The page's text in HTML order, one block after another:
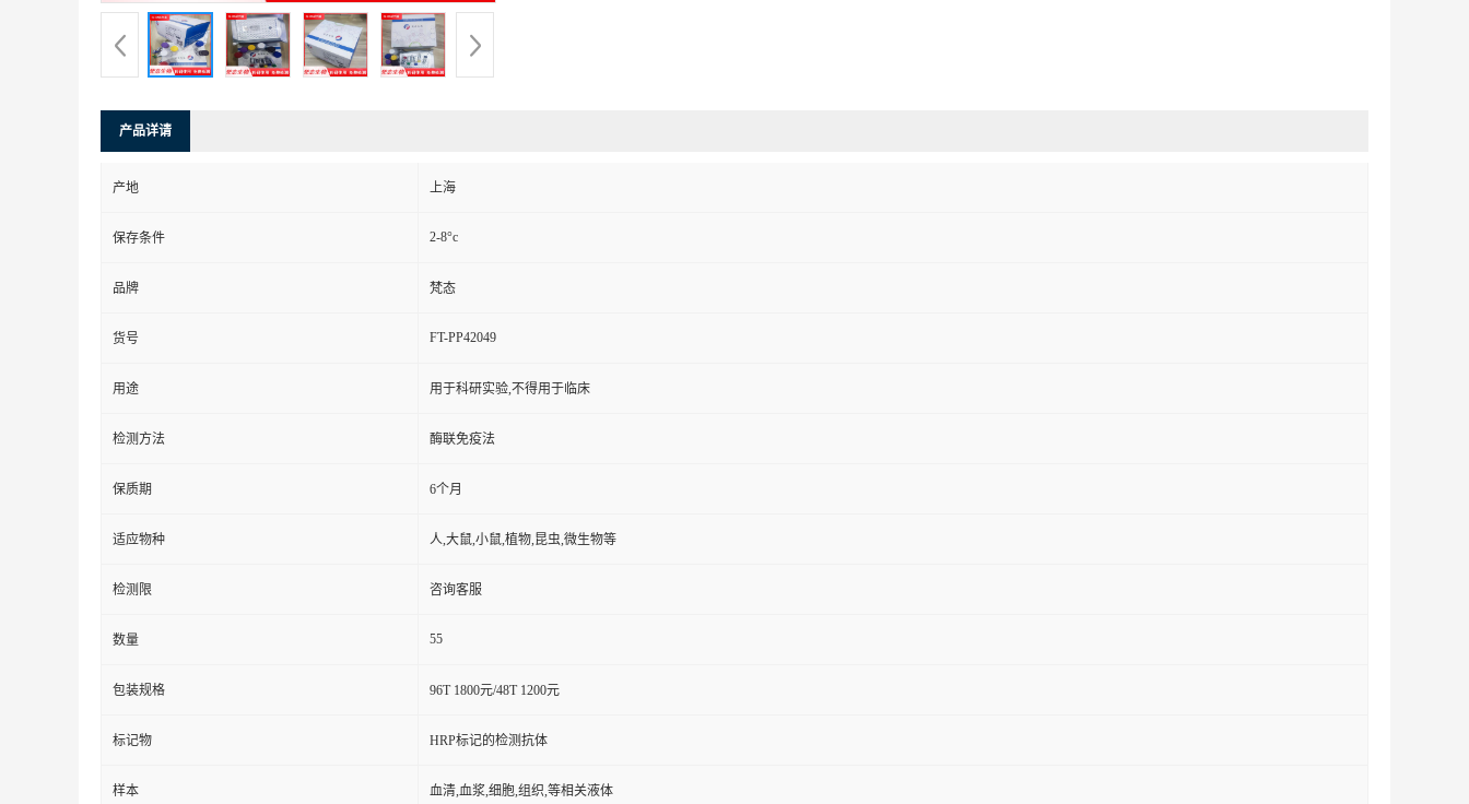
产品详请
产地 上海
保存条件 2-8°c
品牌 梵态
货号 FT-PP42049
用途 用于科研实验,不得用于临床
检测方法 酶联免疫法
保质期 6个月
适应物种 人,大鼠,小鼠,植物,昆虫,微生物等
检测限 咨询客服
数量 55
包装规格 96T 1800元/48T 1200元
标记物 HRP标记的检测抗体
样本 血清,血浆,细胞,组织,等相关液体